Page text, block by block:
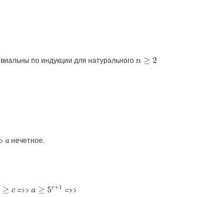
по индукции для натуральногоn≥2
a нечетное.
=>> a≥5c +1
=>>